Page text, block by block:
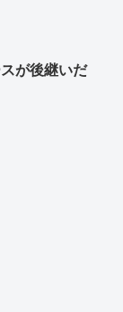
が後継いだ